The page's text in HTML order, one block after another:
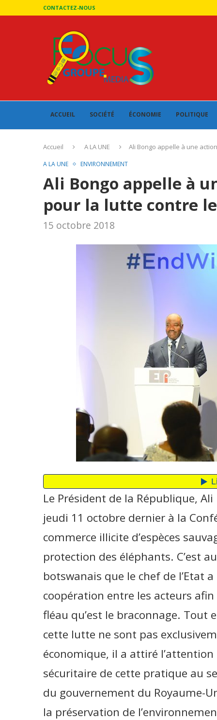
CONTACTEZ-NOUS
ACCUEIL SOCIÉTÉ ÉCONOMIE POLITIQUE
Accueil A LA UNE Ali Bongo appelle à une
A LA UNE ENVIRONNEMENT
Ali Bongo appelle à
pour la lutte contre
15 octobre 2018
Le Président de la République,
jeudi 11 octobre dernier à la
commerce illicite d’espèces
protection des éléphants. C’est
botswanais que le chef de l’Etat
coopération entre les acteurs
fléau qu’est le braconnage. Tout
cette lutte ne sont pas
économique, il a attiré l’attention
sécuritaire de cette pratique au
du gouvernement du Royaume-
la préservation de